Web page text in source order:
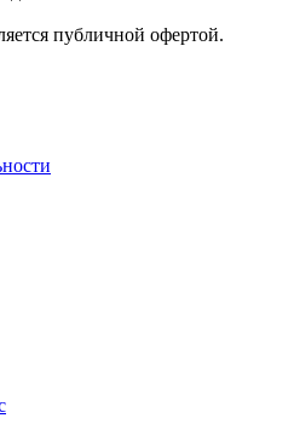
публичной офертой.